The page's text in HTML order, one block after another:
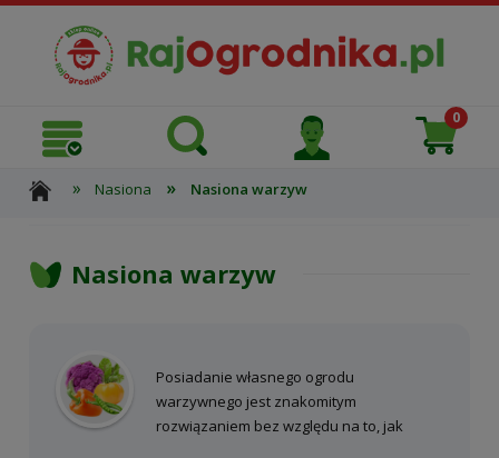
» Nasiona » Nasiona warzyw
Nasiona warzyw
Posiadanie własnego ogrodu
warzywnego jest znakomitym
rozwiązaniem bez względu na to, jak